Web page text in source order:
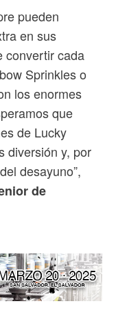
pueden
en sus
convertir cada
Sprinkles o
los enormes
que
de Lucky
diversión y, por
desayuno”,
de